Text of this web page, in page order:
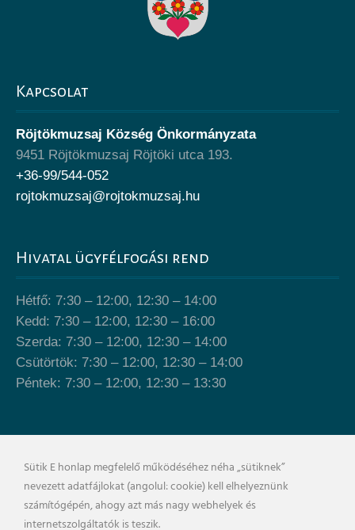
Kapcsolat
Röjtökmuzsaj Község Önkormányzata
9451 Röjtökmuzsaj Röjtöki utca 193.
+36-99/544-052
rojtokmuzsaj@rojtokmuzsaj.hu
Hivatal ügyfélfogási rend
Hétfő: 7:30 – 12:00, 12:30 – 14:00
Kedd: 7:30 – 12:00, 12:30 – 16:00
Szerda: 7:30 – 12:00, 12:30 – 14:00
Csütörtök: 7:30 – 12:00, 12:30 – 14:00
Péntek: 7:30 – 12:00, 12:30 – 13:30
Sütik E honlap megfelelő működéséhez néha „sütiknek”
nevezett adatfájlokat (angolul: cookie) kell elhelyeznünk
számítógépén, ahogy azt más nagy webhelyek és
internetszolgáltatók is teszik.